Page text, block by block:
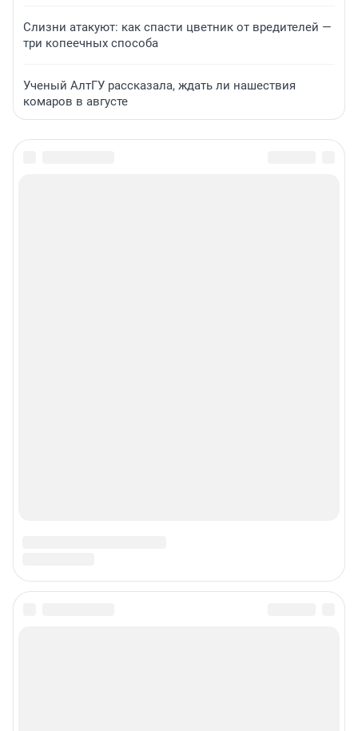
Слизни атакуют: как спасти цветник от вредителей —
три копеечных способа
Ученый АлтГУ рассказала, ждать ли нашествия
комаров в августе